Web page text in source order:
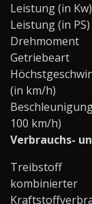
Leistung (in Kw)
Leistung (in PS)
Drehmoment
Getriebeart
(in km/h)
100 km/h)
Verbrauchs-
Treibstoff
kombinierter